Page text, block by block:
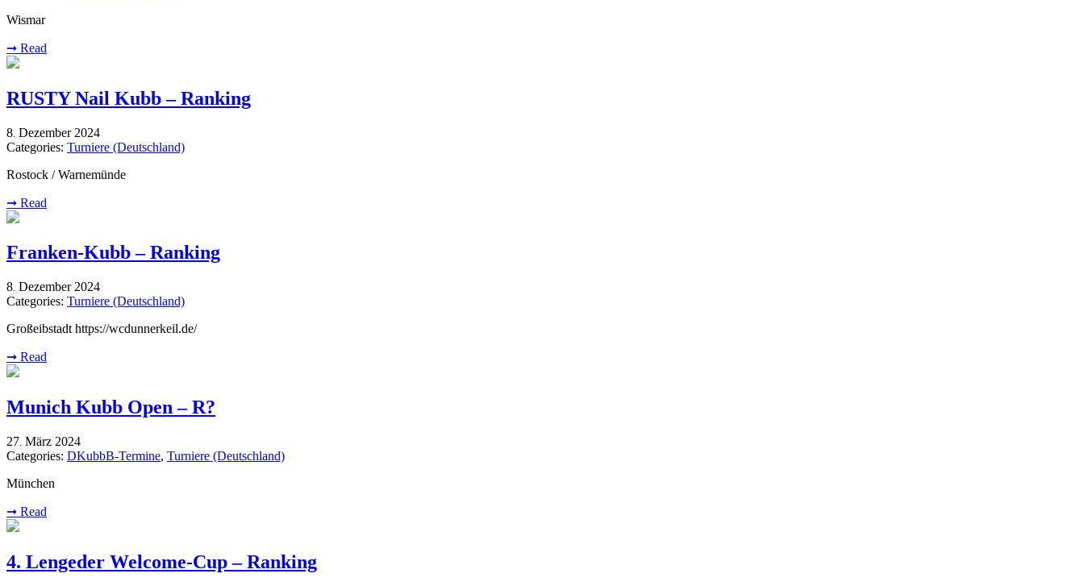
Wismar
➞ Read
RUSTY Nail Kubb – Ranking
8 Dezember 2024
Categories: Turniere (Deutschland)
Rostock / Warnemünde
➞ Read
Franken-Kubb – Ranking
8. Dezember 2024
Categories: Turniere (Deutschland)
Großeibstadt https://wcdunnerkeil.de/
➞ Read
Munich Kubb Open – R?
27. März 2024
Categories: DKubbB-Termine, Turniere (Deutschland)
München
➞ Read
4. Lengeder Welcome-Cup – Ranking